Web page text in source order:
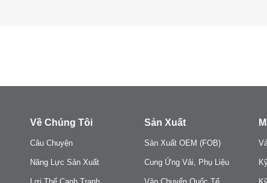
Về Chúng Tôi
Câu Chuyện
Năng Lực Sản Xuất
Sản Xuất
Sản Xuất OEM (FOB)
Cung Ứng Vải, Phụ Liệu